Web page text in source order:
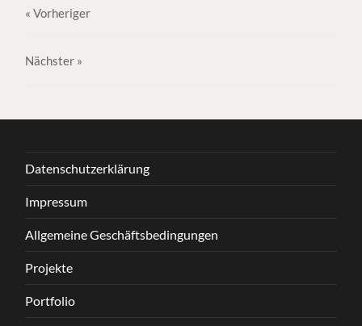
« Vorheriger
Nächster »
Datenschutzerklärung
Impressum
Allgemeine Geschäftsbedingungen
Projekte
Portfolio